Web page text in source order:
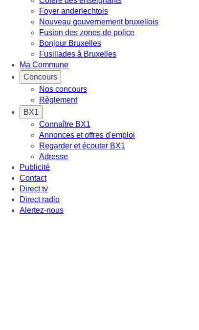
Foyer anderlechtois
Nouveau gouvernement bruxellois
Fusion des zones de police
Bonjour Bruxelles
Fusillades à Bruxelles
Ma Commune
Concours
Nos concours
Règlement
BX1
Connaître BX1
Annonces et offres d'emploi
Regarder et écouter BX1
Adresse
Publicité
Contact
Direct tv
Direct radio
Alertez-nous